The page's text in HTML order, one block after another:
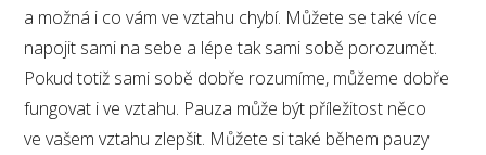
a možná i co vám ve vztahu chybí. Můžete se také více
napojit sami na sebe a lépe tak sami sobě porozumět.
Pokud totiž sami sobě dobře rozumíme, můžeme dobře
fungovat i ve vztahu. Pauza může být příležitost něco
ve vašem vztahu zlepšit. Můžete si také během pauzy